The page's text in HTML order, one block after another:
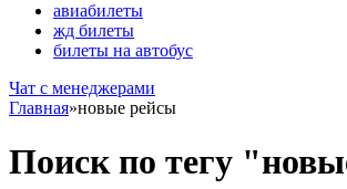
авиабилеты
жд билеты
билеты на автобус
Чат c менеджерами
Главная»новые рейсы
Поиск по тегу